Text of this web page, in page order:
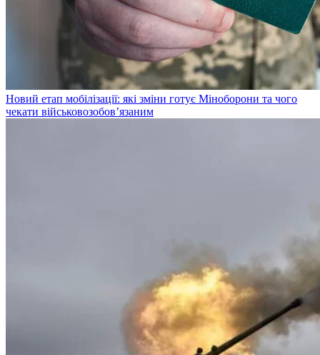
Новий етап мобілізації: які зміни готує Міноборони та чого
чекати військовозобов’язаним